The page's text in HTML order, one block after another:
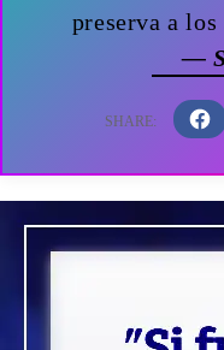
preserva a los
—